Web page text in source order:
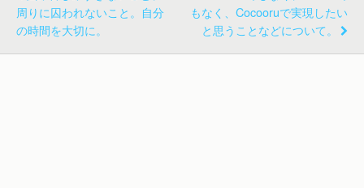
周りに囚われないこと。自分
の時間を大切に。
もなく、Cocooruで実現したい
と思うことなどについて。